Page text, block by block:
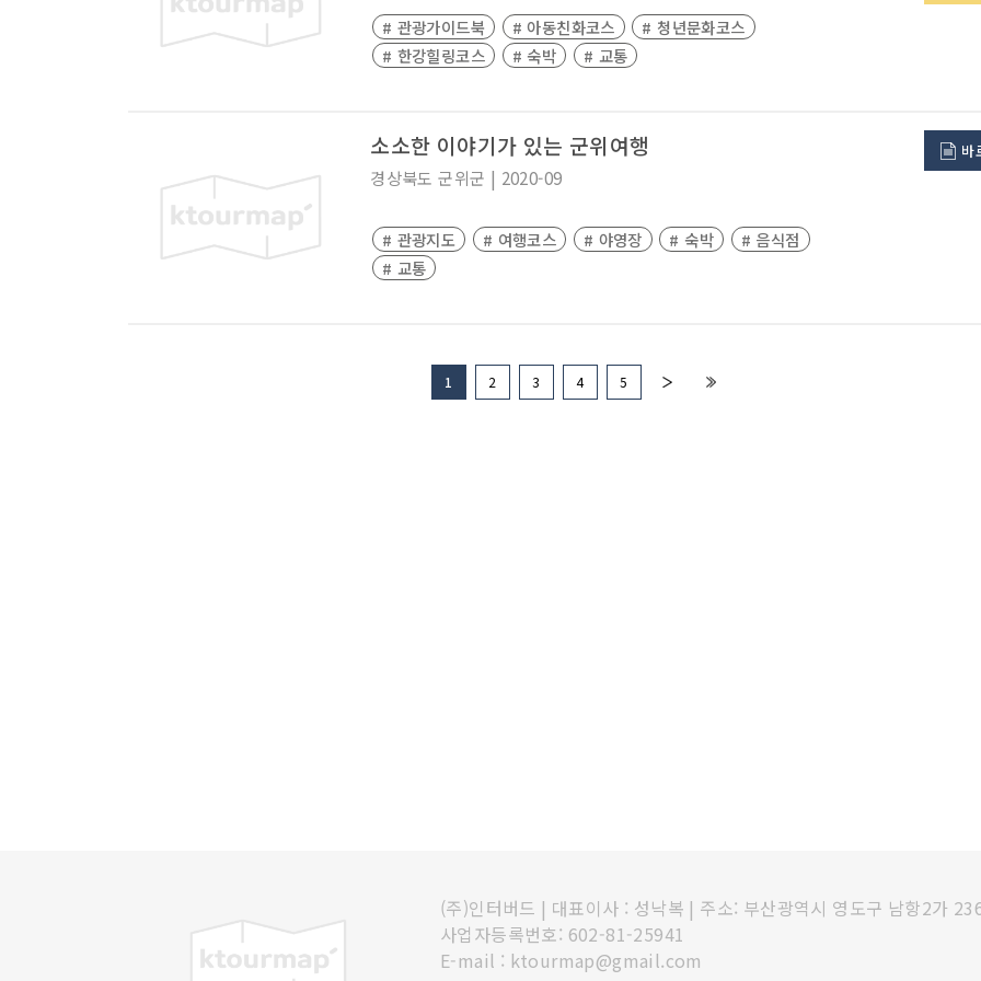
# 관광가이드북 # 아동친화코스
# 청년문화코스
# 한강힐링코스
# 숙박 # 교통
소소한 이야기가 있는 군위여행
경상북도 군위군 | 2020-09
# 관광지도 # 여행코스 # 야영장 # 숙박
# 음식점
# 교통
바
1 2 3 4 5
(주)인터버드 | 대표이사 : 성낙복 | 주소: 부산광역시 영도구 남항2가
사업자등록번호: 602-81-25941
E-mail : ktourmap@gmail.com